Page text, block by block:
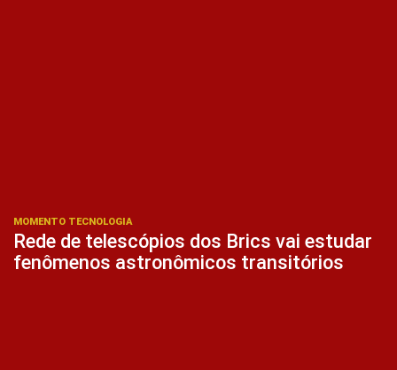
MOMENTO TECNOLOGIA
Rede de telescópios dos Brics vai estudar
fenômenos astronômicos transitórios